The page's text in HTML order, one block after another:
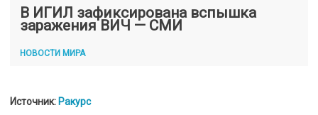
В ИГИЛ зафиксирована вспышка
заражения ВИЧ — СМИ
НОВОСТИ МИРА
Источник: Ракурс